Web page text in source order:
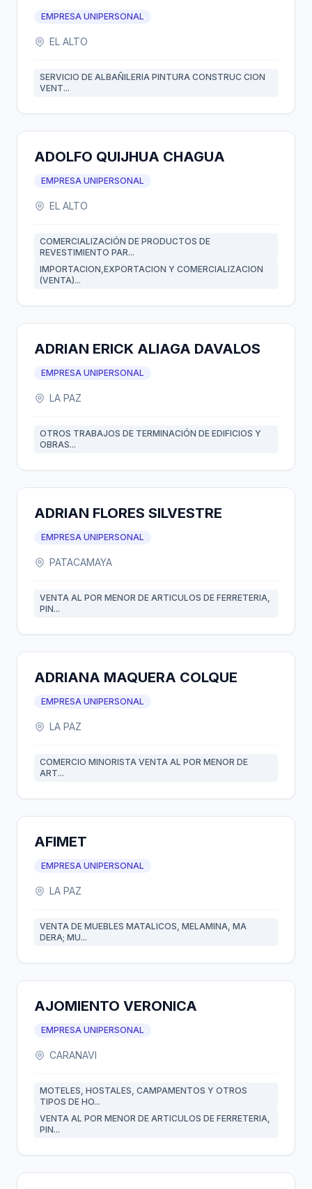
EMPRESA UNIPERSONAL
EL ALTO
SERVICIO DE ALBAÑILERIA PINTURA CONSTRUC CION
VENT...
ADOLFO QUIJHUA CHAGUA
EMPRESA UNIPERSONAL
EL ALTO
COMERCIALIZACIÓN DE PRODUCTOS DE
REVESTIMIENTO PAR...
IMPORTACION,EXPORTACION Y COMERCIALIZACION
(VENTA)...
ADRIAN ERICK ALIAGA DAVALOS
EMPRESA UNIPERSONAL
LA PAZ
OTROS TRABAJOS DE TERMINACIÓN DE EDIFICIOS Y
OBRAS...
ADRIAN FLORES SILVESTRE
EMPRESA UNIPERSONAL
PATACAMAYA
VENTA AL POR MENOR DE ARTICULOS DE FERRETERIA,
PIN...
ADRIANA MAQUERA COLQUE
EMPRESA UNIPERSONAL
LA PAZ
COMERCIO MINORISTA VENTA AL POR MENOR DE
ART...
AFIMET
EMPRESA UNIPERSONAL
LA PAZ
VENTA DE MUEBLES MATALICOS, MELAMINA, MA
DERA; MU...
AJOMIENTO VERONICA
EMPRESA UNIPERSONAL
CARANAVI
MOTELES, HOSTALES, CAMPAMENTOS Y OTROS
TIPOS DE HO...
VENTA AL POR MENOR DE ARTICULOS DE FERRETERIA,
PIN...